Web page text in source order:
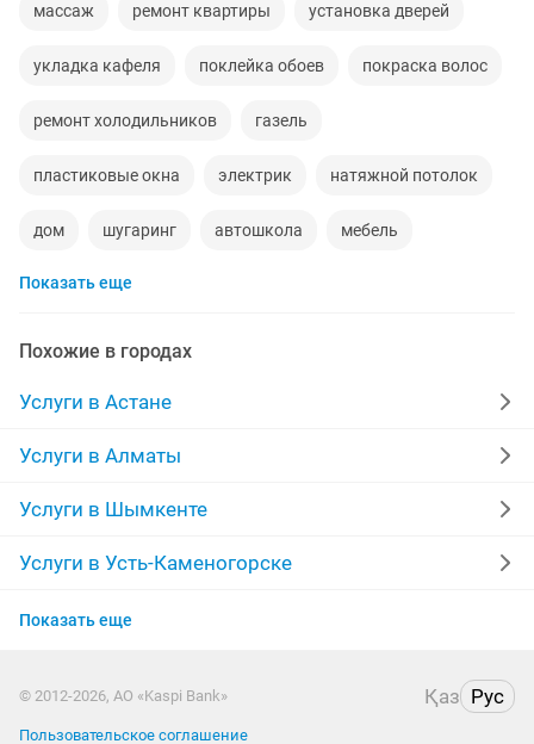
массаж ремонт квартиры установка дверей
укладка кафеля поклейка обоев покраска волос
ремонт холодильников газель
пластиковые окна электрик натяжной потолок
дом шугаринг автошкола мебель
сантехник
уколы на дому
москитные сетки
ремонт стиральных машин
грузоперевозки газель курсы массажа
манипулятор
Показать еще
Похожие в городах
Услуги в Астане
Услуги в Алматы
Услуги в Шымкенте
Услуги в Усть-Каменогорске
Услуги в Актобе
Услуги в Костанае
Показать еще
© 2012-2026, АО «Kaspi Bank» Қаз Рус
Пользовательское соглашение